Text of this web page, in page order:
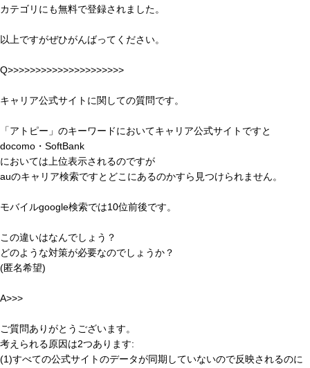
カテゴリにも無料で登録されました。
以上ですがぜひがんばってください。
Q>>>>>>>>>>>>>>>>>>>>>
キャリア公式サイトに関しての質問です。
「アトピー」のキーワードにおいてキャリア公式サイトですと
docomo・SoftBank
においては上位表示されるのですが
auのキャリア検索ですとどこにあるのかすら見つけられません。
モバイルgoogle検索では10位前後です。
この違いはなんでしょう？
どのような対策が必要なのでしょうか？
(匿名希望)
A>>>
ご質問ありがとうございます。
考えられる原因は2つあります:
(1)すべての公式サイトのデータが同期していないので反映されるのに